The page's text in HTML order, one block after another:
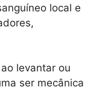
local e
levantar ou
ser mecânica